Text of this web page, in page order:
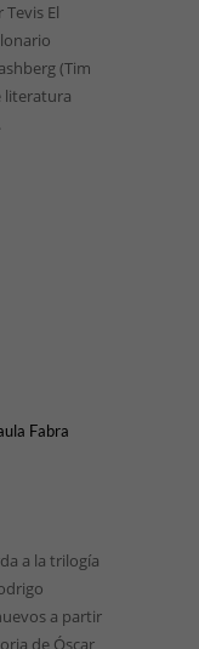
El
(Tim
literatura
Fabra
a la trilogía
a partir
de Óscar